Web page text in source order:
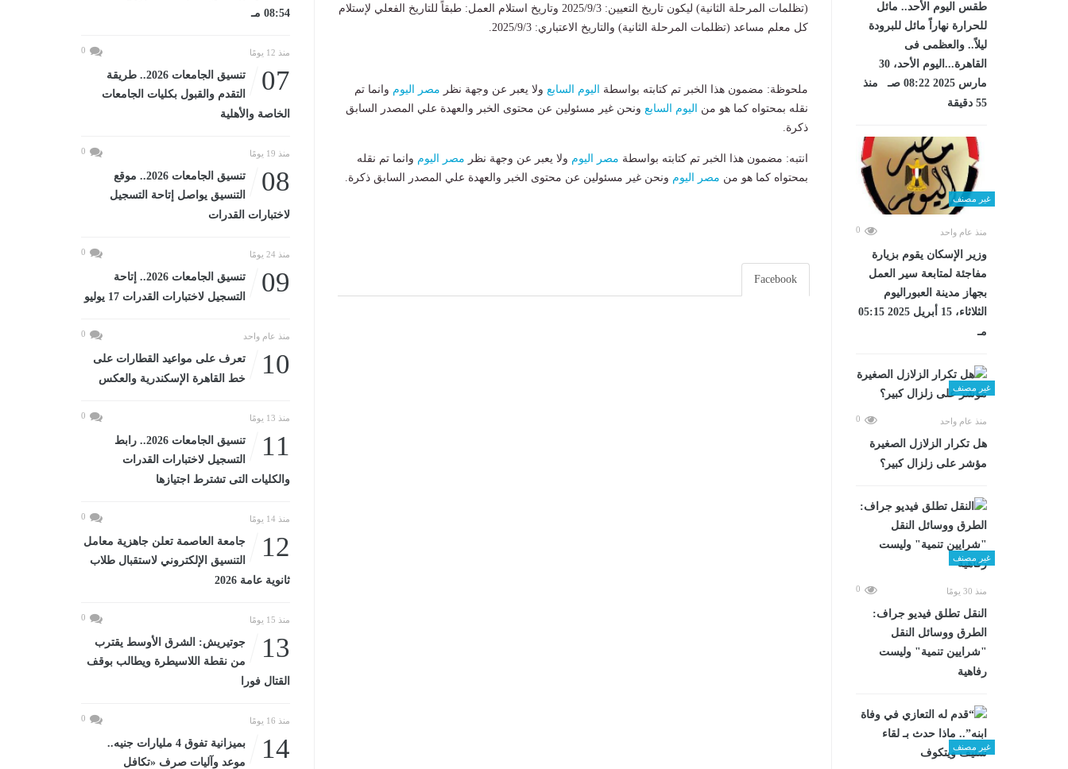
طقس اليوم الأحد.. مائل
للحرارة نهاراً مائل للبرودة
ليلاً.. والعظمى فى
القاهرة...اليوم الأحد، 30
مارس 2025 08:22 صـ منذ
55 دقيقة
غير مصنف
منذ عام واحد 0
وزير الإسكان يقوم بزيارة
مفاجئة لمتابعة سير العمل
بجهاز مدينة العبوراليوم
الثلاثاء، 15 أبريل 2025 05:15
مـ
غير مصنف
منذ عام واحد 0
هل تكرار الزلازل الصغيرة
مؤشر على زلزال كبير؟
غير مصنف
منذ 30 يومًا 0
​النقل تطلق فيديو جراف:
الطرق ووسائل النقل
"شرايين تنمية" وليست
رفاهية
غير مصنف
(تظلمات المرحلة الثانية) ليكون تاريخ التعيين: 2025/9/3 وتاريخ استلام العمل: طبقاً للتاريخ الفعلي لإستلام
كل معلم مساعد (تظلمات المرحلة الثانية) والتاريخ الاعتباري: 2025/9/3.
ملحوظة: مضمون هذا الخبر تم كتابته بواسطة اليوم السابع ولا يعبر عن وجهة نظر مصر اليوم وانما تم
نقله بمحتواه كما هو من
اليوم السابع ونحن غير مسئولين عن محتوى الخبر والعهدة علي المصدر السابق
ذكرة.
انتبه: مضمون هذا الخبر تم كتابته بواسطة مصر اليوم ولا يعبر عن وجهة نظر مصر اليوم وانما تم نقله
بمحتواه كما هو من مصر اليوم ونحن غير مسئولين عن محتوى الخبر والعهدة علي المصدر السابق ذكرة.
Facebook
08:54 مـ
منذ 12 يومًا 0
07
تنسيق الجامعات 2026.. طريقة
التقدم والقبول بكليات الجامعات
الخاصة والأهلية
منذ 19 يومًا 0
08
تنسيق الجامعات 2026.. موقع
التنسيق يواصل إتاحة التسجيل
لاختبارات القدرات
منذ 24 يومًا 0
09
تنسيق الجامعات 2026.. إتاحة
التسجيل لاختبارات القدرات 17 يوليو
منذ عام واحد 0
10
تعرف على مواعيد القطارات على
خط القاهرة الإسكندرية والعكس
منذ 13 يومًا 0
11
تنسيق الجامعات 2026.. رابط
التسجيل لاختبارات القدرات
والكليات التى تشترط اجتيازها
منذ 14 يومًا 0
12
جامعة العاصمة تعلن جاهزية معامل
التنسيق الإلكتروني لاستقبال طلاب
ثانوية عامة 2026
منذ 15 يومًا 0
13
جوتيريش: الشرق الأوسط يقترب
من نقطة اللاسيطرة ويطالب بوقف
القتال فورا
منذ 16 يومًا 0
14
بميزانية تفوق 4 مليارات جنيه..
موعد وآليات صرف «تكافل